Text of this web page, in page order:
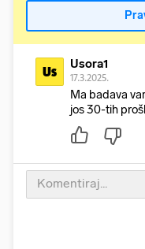
Us Usora1
17.3.2025.
Ma badava
jos 30-tih